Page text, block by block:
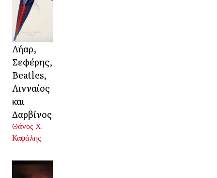
Λήαρ,
Σεφέρης,
Beatles,
Λινναίος
και
Δαρβίνος
Θάνος Χ.
Καψάλης